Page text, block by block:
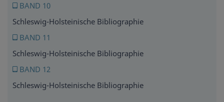
BAND 10
Schleswig-Holsteinische Bibliographie
BAND 11
Schleswig-Holsteinische Bibliographie
BAND 12
Schleswig-Holsteinische Bibliographie